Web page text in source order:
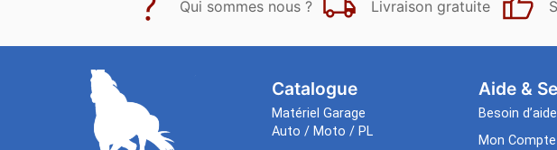
Qui sommes nous ? Livraison gratuite
Catalogue
Matériel Garage
Auto / Moto / PL
Aide &
Besoin
Mon Compte